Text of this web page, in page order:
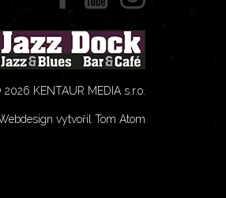
KENTAUR MEDIA s.r.o.
vytvořil Tom Atom